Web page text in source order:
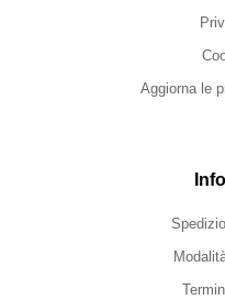
Aggiorna le